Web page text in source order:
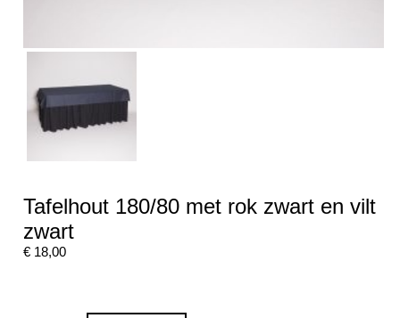
Tafelhout 180/80 met rok zwart en vilt
zwart
€ 18,00